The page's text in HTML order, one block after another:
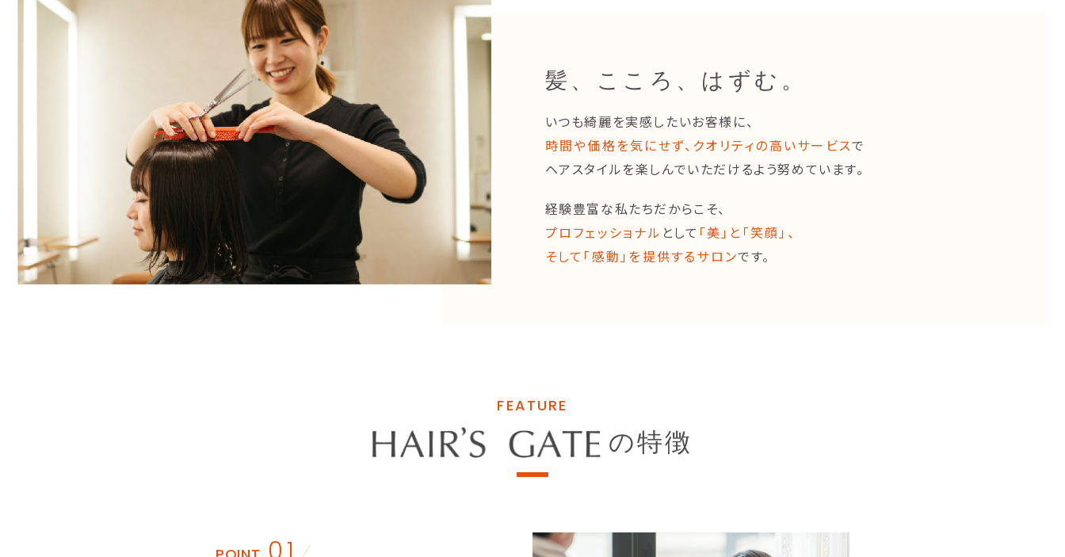
髪、こころ、はずむ。
いつも綺麗を実感したいお客様に、
時間や価格を気にせず、クオリティの高いサービスで
ヘアスタイルを楽しんでいただけるよう努めています。
経験豊富な私たちだからこそ、
プロフェッショナル として 「美」と「笑顔」、
そして「感動」を提供するサロンです。
FEATURE
の特徴